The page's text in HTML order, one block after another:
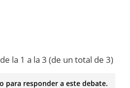
la 1 a la 3 (de un total de 3)
para responder a este debate.